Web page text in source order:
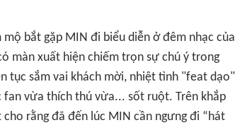
bắt gặp MIN đi biểu diễn ở đêm nhạc của
màn xuất hiện chiếm trọn sự chú ý trong
tục sắm vai khách mời, nhiệt tình "feat dạo"
fan vừa thích thú vừa... sốt ruột. Trên khắp
rằng đã đến lúc MIN cần ngưng đi “hát